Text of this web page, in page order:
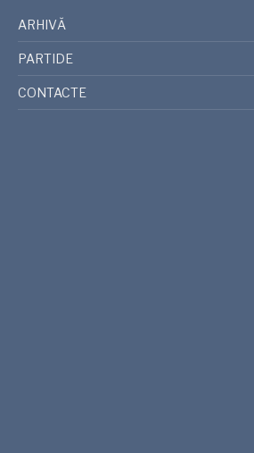
ARHIVĂ
PARTIDE
CONTACTE